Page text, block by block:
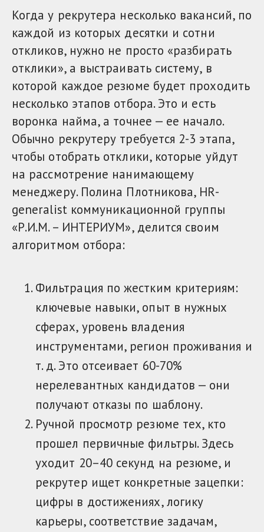
Когда у рекрутера несколько вакансий, по
каждой из которых десятки и сотни
откликов, нужно не просто «разбирать
отклики», а выстраивать систему, в
которой каждое резюме будет проходить
несколько этапов отбора. Это и есть
воронка найма, а точнее — ее начало.
Обычно рекрутеру требуется 2-3 этапа,
чтобы отобрать отклики, которые уйдут
на рассмотрение нанимающему
менеджеру. Полина Плотникова, HR-
generalist коммуникационной группы
«Р.И.М. – ИНТЕРИУМ», делится своим
алгоритмом отбора:
Фильтрация по жестким критериям:
ключевые навыки, опыт в нужных
сферах, уровень владения
инструментами, регион проживания и
т. д. Это отсеивает 60-70%
нерелевантных кандидатов — они
получают отказы по шаблону.
Ручной просмотр резюме тех, кто
прошел первичные фильтры. Здесь
уходит 20–40 секунд на резюме, и
рекрутер ищет конкретные зацепки:
цифры в достижениях, логику
карьеры, соответствие задачам,